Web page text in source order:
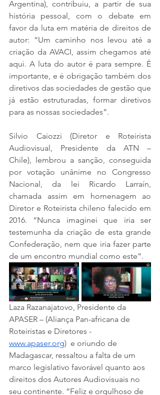
Argentina), contribuiu, a partir de sua
história pessoal, com o debate em
favor da luta em matéria de direitos de
autor: “Um caminho nos levou até a
criação da AVACI, assim chegamos até
aqui. A luta do autor é para sempre. É
importante, e é obrigação também dos
diretivos das sociedades de gestão que
já estão estruturadas, formar diretivos
para as nossas sociedades”.
Silvio Caiozzi (Diretor e Roteirista
Audiovisual, Presidente da ATN –
Chile), lembrou a sanção, conseguida
por votação unânime no Congresso
Nacional, da lei Ricardo Larraín,
chamada assim em homenagem ao
Diretor e Roteirista chileno falecido em
2016. “Nunca imaginei que iria ser
testemunha da criação de esta grande
Confederação, nem que iria fazer parte
de um encontro mundial como este”.
Laza Razanajatovo, Presidente da
APASER – (Aliança Pan-africana de
Roteiristas e Diretores -
www.apaser.org)  e oriundo de
Madagascar, ressaltou a falta de um
marco legislativo favorável quanto aos
direitos dos Autores Audiovisuais no
seu continente. “Feliz e orgulhoso de